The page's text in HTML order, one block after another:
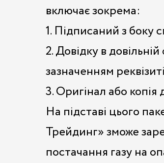
включає зокрема:
1. Підписаний з боку
2. Довідку в
зазначенням
3. Оригінал або
На підставі цього
Трейдинг» зможе
постачання газу на